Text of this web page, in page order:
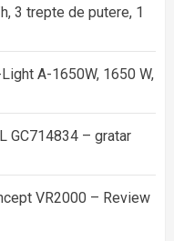
3 trepte de putere, 1
A-1650W, 1650 W,
GC714834 – gratar
VR2000 – Review